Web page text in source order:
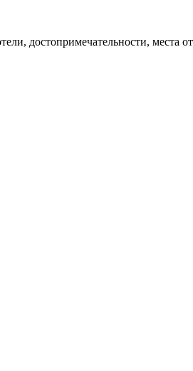
достопримечательности, места